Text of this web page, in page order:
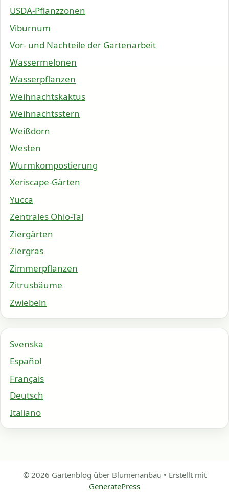
USDA-Pflanzzonen
Viburnum
Vor- und Nachteile der Gartenarbeit
Wassermelonen
Wasserpflanzen
Weihnachtskaktus
Weihnachtsstern
Weißdorn
Westen
Wurmkompostierung
Xeriscape-Gärten
Yucca
Zentrales Ohio-Tal
Ziergärten
Ziergras
Zimmerpflanzen
Zitrusbäume
Zwiebeln
Svenska
Español
Français
Deutsch
Italiano
© 2026 Gartenblog über Blumenanbau • Erstellt mit
GeneratePress